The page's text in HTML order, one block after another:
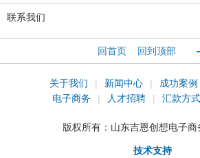
联系我们
回首页 回到顶部
关于我们 | 新闻中心 | 成功案例
电子商务
| 人才招聘 | 汇款方式
版权所有： 山东吉恩创想电子商
技术支持